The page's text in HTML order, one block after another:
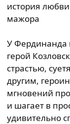
история
мажора
У Фердинанда
герой
страстью,
другим,
мгновений
и шагает в
удивительно